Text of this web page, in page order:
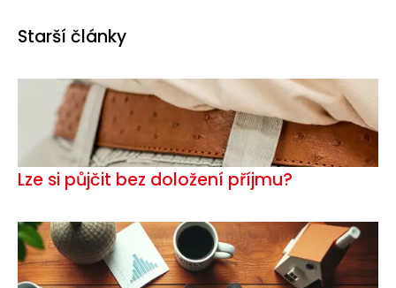
Starší články
Lze si půjčit bez doložení příjmu?